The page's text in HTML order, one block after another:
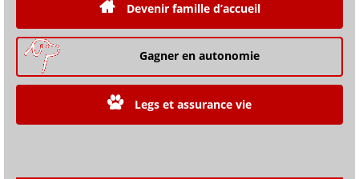
Devenir famille d’accueil
Gagner en autonomie
Legs et assurance vie